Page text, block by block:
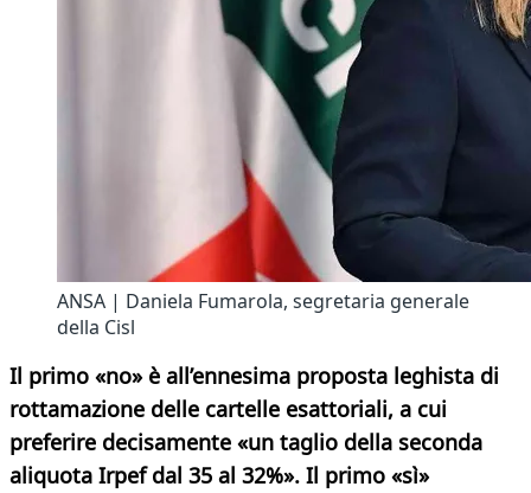
ANSA | Daniela Fumarola, segretaria generale
della Cisl
Il primo «no» è all’ennesima proposta leghista di
rottamazione delle cartelle esattoriali, a cui
preferire decisamente «un taglio della seconda
aliquota Irpef dal 35 al 32%». Il primo «sì»